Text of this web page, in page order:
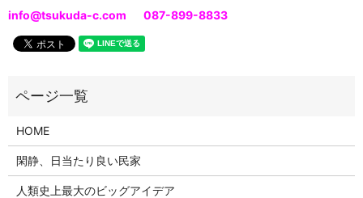
info@tsukuda-c.com 087-899-8833
HOME
閑静、日当たり良い民家
人類史上最大のビッグアイデア